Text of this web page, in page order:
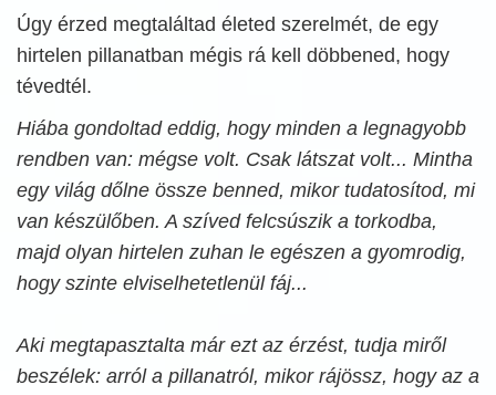
Úgy érzed megtaláltad életed szerelmét, de egy
hirtelen pillanatban mégis rá kell döbbened, hogy
tévedtél.
Hiába gondoltad eddig, hogy minden a legnagyobb
rendben van: mégse volt. Csak látszat volt... Mintha
egy világ dőlne össze benned, mikor tudatosítod, mi
van készülőben. A szíved felcsúszik a torkodba,
majd olyan hirtelen zuhan le egészen a gyomrodig,
hogy szinte elviselhetetlenül fáj...
Aki megtapasztalta már ezt az érzést, tudja miről
beszélek: arról a pillanatról, mikor rájössz, hogy az a